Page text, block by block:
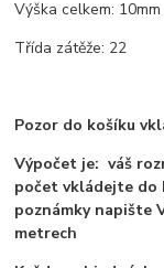
Výška celkem: 10mm
Třída zátěže: 22
Pozor do košíku
Výpočet je: váš
počet vkládejte do
poznámky napište
metrech